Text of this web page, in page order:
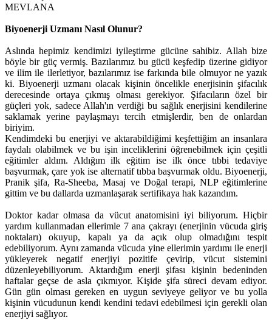
MEVLANA
Biyoenerji Uzmanı Nasıl Olunur?
Aslında hepimiz kendimizi iyileştirme gücüne sahibiz. Allah bize
böyle bir güç vermiş. Bazılarımız bu gücü keşfedip üzerine gidiyor
ve ilim ile ilerletiyor, bazılarımız ise farkında bile olmuyor ne yazık
ki. Biyoenerji uzmanı olacak kişinin öncelikle enerjisinin şifacılık
derecesinde ortaya çıkmış olması gerekiyor. Şifacıların özel bir
güçleri yok, sadece Allah'ın verdiği bu sağlık enerjisini kendilerine
saklamak yerine paylaşmayı tercih etmişlerdir, ben de onlardan
biriyim.
Kendimdeki bu enerjiyi ve aktarabildiğimi keşfettiğim an insanlara
faydalı olabilmek ve bu işin inceliklerini öğrenebilmek için çeşitli
eğitimler aldım. Aldığım ilk eğitim ise ilk önce tıbbi tedaviye
başvurmak, çare yok ise alternatif tıbba başvurmak oldu. Biyoenerji,
Pranik şifa, Ra-Sheeba, Masaj ve Doğal terapi, NLP eğitimlerine
gittim ve bu dallarda uzmanlaşarak sertifikaya hak kazandım.
Doktor kadar olmasa da vücut anatomisini iyi biliyorum. Hiçbir
yardım kullanmadan ellerimle 7 ana çakrayı (enerjinin vücuda giriş
noktaları) okuyup, kapalı ya da açık olup olmadığını tespit
edebiliyorum. Aynı zamanda vücuda yine ellerimin yardımı ile enerji
yükleyerek negatif enerjiyi pozitife çevirip, vücut sistemini
düzenleyebiliyorum. Aktardığım enerji şifası kişinin bedeninden
haftalar geçse de asla çıkmıyor. Kişide şifa süreci devam ediyor.
Gün gün olması gereken en uygun seviyeye geliyor ve bu yolla
kişinin vücudunun kendi kendini tedavi edebilmesi için gerekli olan
enerjiyi sağlıyor.